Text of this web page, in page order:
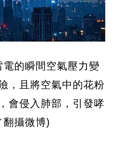
的瞬間空氣壓力變
，且將空氣中的花粉
會侵入肺部，引發哮
翻攝微博)